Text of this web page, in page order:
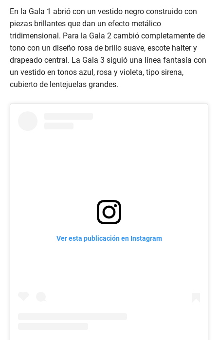
En la Gala 1 abrió con un vestido negro construido con
piezas brillantes que dan un efecto metálico
tridimensional. Para la Gala 2 cambió completamente de
tono con un diseño rosa de brillo suave, escote halter y
drapeado central. La Gala 3 siguió una línea fantasía con
un vestido en tonos azul, rosa y violeta, tipo sirena,
cubierto de lentejuelas grandes.
Ver esta publicación en Instagram